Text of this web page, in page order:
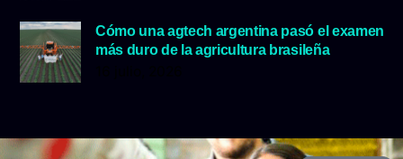
Cómo una agtech argentina pasó el examen
más duro de la agricultura brasileña